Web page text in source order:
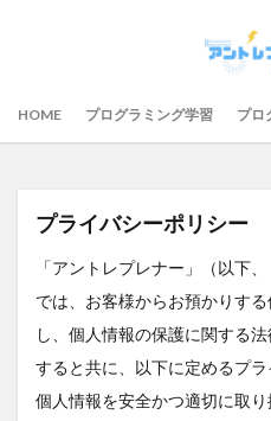
HOME プログラミング学習 プロ
プライバシーポリシー
「アントレプレナー」（以下
では、お客様からお預かりす
し、個人情報の保護に関する
すると共に、以下に定めるプラ
個人情報を安全かつ適切に取り